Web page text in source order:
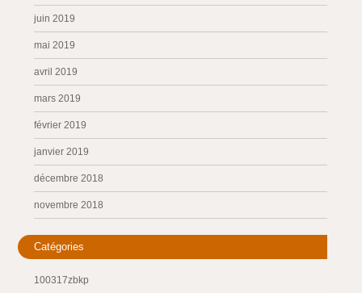
juin 2019
mai 2019
avril 2019
mars 2019
février 2019
janvier 2019
décembre 2018
novembre 2018
Catégories
100317zbkp